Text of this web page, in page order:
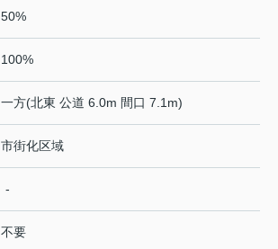
50%
100%
一方(北東 公道 6.0m 間口 7.1m)
市街化区域
-
不要